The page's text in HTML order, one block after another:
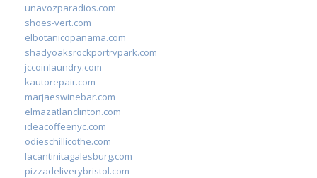
unavozparadios.com
shoes-vert.com
elbotanicopanama.com
shadyoaksrockportrvpark.com
jccoinlaundry.com
kautorepair.com
marjaeswinebar.com
elmazatlanclinton.com
ideacoffeenyc.com
odieschillicothe.com
lacantinitagalesburg.com
pizzadeliverybristol.com